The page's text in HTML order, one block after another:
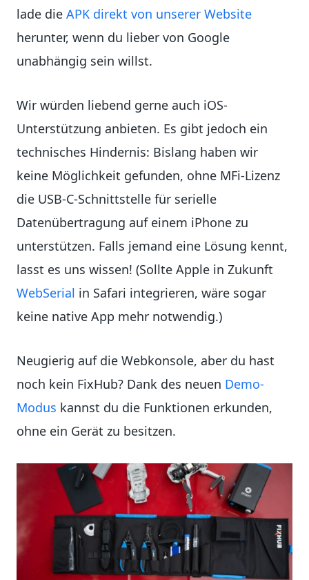
lade die APK direkt von unserer Website
herunter, wenn du lieber von Google
unabhängig sein willst.
Wir würden liebend gerne auch iOS-
Unterstützung anbieten. Es gibt jedoch ein
technisches Hindernis: Bislang haben wir
keine Möglichkeit gefunden, ohne MFi-Lizenz
die USB-C-Schnittstelle für serielle
Datenübertragung auf einem iPhone zu
unterstützen. Falls jemand eine Lösung kennt,
lasst es uns wissen! (Sollte Apple in Zukunft
WebSerial in Safari integrieren, wäre sogar
keine native App mehr notwendig.)
Neugierig auf die Webkonsole, aber du hast
noch kein FixHub? Dank des neuen Demo-
Modus kannst du die Funktionen erkunden,
ohne ein Gerät zu besitzen.